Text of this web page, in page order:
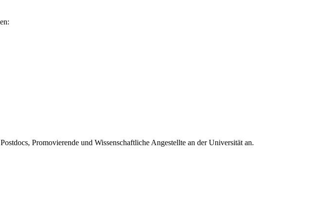
Promovierende und Wissenschaftliche Angestellte an der Universität an.